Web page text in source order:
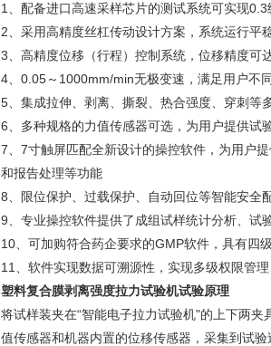
1、配备进口高速采样芯片的测试系统可实现
2、采用高精度丝杠传动设计方案，系统运行平
3、高精度位移（行程）控制系统，位移精度
4、0.05～1000mm/min无极变速，满足用户不
5、集成拉伸、剥离、撕裂、热合强度、穿刺等
6、多种规格的力值传感器可选，为用户提供试
7、7寸触屏匹配全新设计的操控软件，为用户
和报告处理等功能
8、限位保护、过载保护、自动回位等智能安全
9、专业操控软件提供了成组试样统计分析、试
10、可加购符合药企要求的GMP软件，具有四
11、软件实现数据可溯源性，实现多级权限管
塑料复合膜剥离强度拉力试验机试验原理
将试样装夹在“智能电子拉力试验机"的上下两
值传感器和机器内置的位移传感器，采集到试